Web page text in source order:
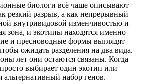
биологи всё чаще описывают
резкий разрыв, а как непрерывный
внутривидовой изменчивостью и
зона, и экотипы находятся именно
и пресноводные формы выглядят
ожидать разделения на два вида.
лет они остаются связаны. Когда
выбирает один экотип или
альтернативный набор генов.